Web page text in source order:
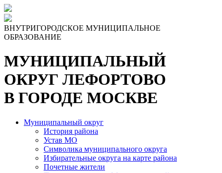
Skip
to
the
content
ВНУТРИГОРОДСКОЕ МУНИЦИПАЛЬНОЕ
ОБРАЗОВАНИЕ
МУНИЦИПАЛЬНЫЙ
ОКРУГ ЛЕФОРТОВО
В ГОРОДЕ МОСКВЕ
Муниципальный округ
История района
Устав МО
Символика муниципального округа
Избирательные округа на карте района
Почетные жители